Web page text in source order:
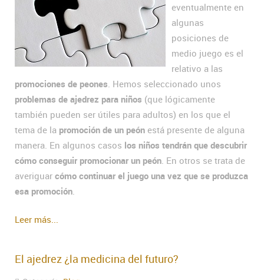
eventualmente en
algunas
posiciones de
medio juego es el
relativo a las
promociones de peones . Hemos seleccionado unos
problemas de ajedrez para niños (que lógicamente
también pueden ser útiles para adultos) en los que el
tema de la promoción de un peón está presente de alguna
manera. En algunos casos los niños tendrán que descubrir
cómo conseguir promocionar un peón . En otros se trata de
averiguar cómo continuar el juego una vez que se produzca
esa promoción
Leer más...
El ajedrez ¿la medicina del futuro?